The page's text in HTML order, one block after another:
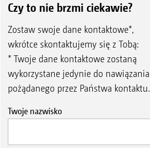
Czy to nie brzmi ciekawie?
Zostaw swoje dane kontaktowe*,
wkrótce skontaktujemy się z Tobą:
* Twoje dane kontaktowe zostaną
wykorzystane jedynie do nawiązania
pożądanego przez Państwa kontaktu.
Twoje nazwisko